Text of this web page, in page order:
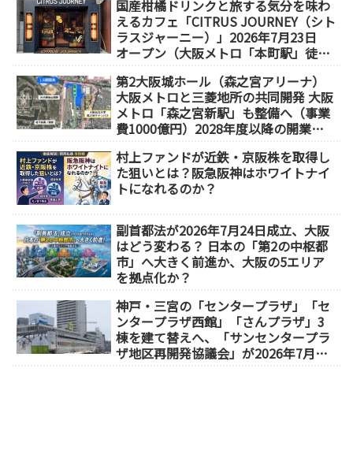
国産柑橘ドリンクと旅する気分を味わ
えるカフェ「CITRUS JOURNEY（シト
ラスジャーニー）」2026年7月23日
オープン（大阪メトロ「本町駅」徒歩
第2大阪城ホール（森之宮アリーナ）
大阪メトロと三菱地所の共同開発 大阪
メトロ「森之宮新駅」も整備へ（事業
費1000億円）2028年度以降の開業
村上ファンドが近鉄・京阪株を取得し
た狙いとは？阪急阪神はホワイトナイ
トになれるのか？
副首都法が2026年7月24日成立、大阪
はどう変わる？ 日本の「第2の中枢都
市」へ大きく前進か、大阪の5エリア
を拠点化か？
神戸・三宮の「センタープラザ」「セ
ンタープラザ西館」「さんプラザ」3
棟を建て替えへ、「サンセンタープラ
ザ地区再開発協議会」が2026年7月発